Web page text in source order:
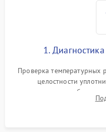
1.
Проверка температурных
целостности
сопротивления обмоток
считывание кодов